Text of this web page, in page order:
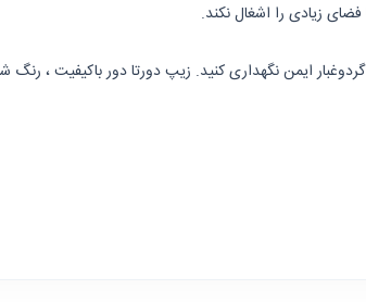
فضای زیادی را اشغال نکند.
ایمن نگهداری کنید. زیپ دورتا دور باکیفیت ،